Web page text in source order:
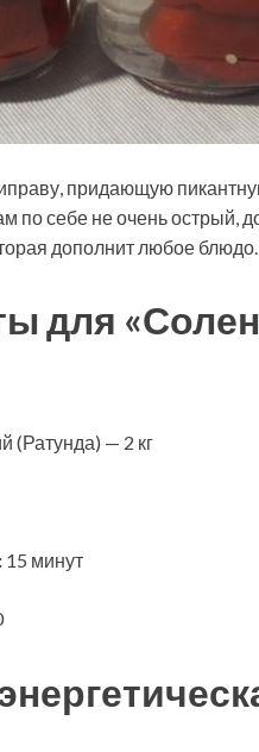
придающую
по себе не очень острый,
дополнит любое блюдо.
для
(Ратунда) — 2 кг
15 минут